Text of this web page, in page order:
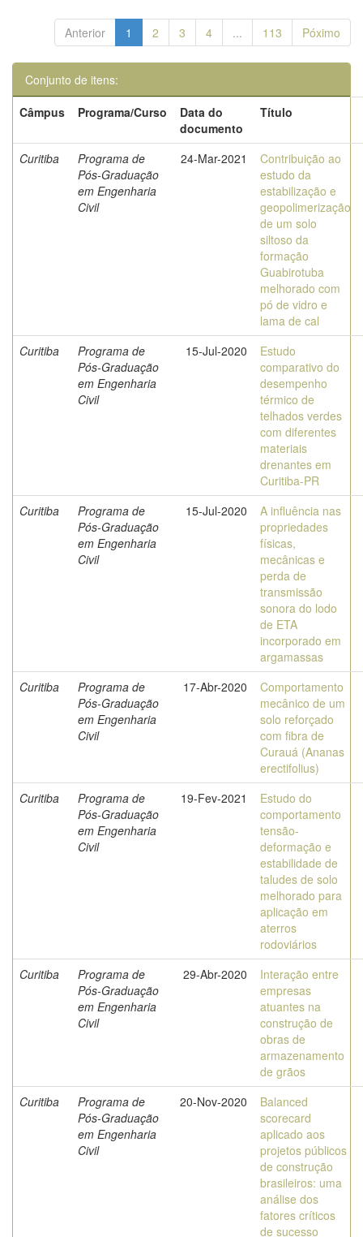
Anterior 1 2 3 4 ... 113 Póximo
Conjunto de itens:
Câmpus
Programa/Curso
Data do
documento
Título
Curitiba
Programa de
Pós-Graduação
em Engenharia
Civil
24-Mar-2021
Contribuição ao
estudo da
estabilização e
geopolimerização
de um solo
siltoso da
formação
Guabirotuba
melhorado com
pó de vidro e
lama de cal
Curitiba
Programa de
Pós-Graduação
em Engenharia
Civil
15-Jul-2020
Estudo
comparativo do
desempenho
térmico de
telhados verdes
com diferentes
materiais
drenantes em
Curitiba-PR
Curitiba
Programa de
Pós-Graduação
em Engenharia
Civil
15-Jul-2020
A influência nas
propriedades
físicas,
mecânicas e
perda de
transmissão
sonora do lodo
de ETA
incorporado em
argamassas
Curitiba
Programa de
Pós-Graduação
em Engenharia
Civil
17-Abr-2020
Comportamento
mecânico de um
solo reforçado
com fibra de
Curauá (Ananas
erectifolius)
Curitiba
Programa de
Pós-Graduação
em Engenharia
Civil
19-Fev-2021
Estudo do
comportamento
tensão-
deformação e
estabilidade de
taludes de solo
melhorado para
aplicação em
aterros
rodoviários
Curitiba
Programa de
Pós-Graduação
em Engenharia
Civil
29-Abr-2020
Interação entre
empresas
atuantes na
construção de
obras de
armazenamento
de grãos
Curitiba
Programa de
Pós-Graduação
em Engenharia
Civil
20-Nov-2020
Balanced
scorecard
aplicado aos
projetos públicos
de construção
brasileiros: uma
análise dos
fatores críticos
de sucesso